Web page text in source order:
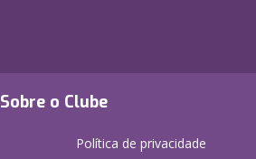
Sobre o Clube
Política de privacidade